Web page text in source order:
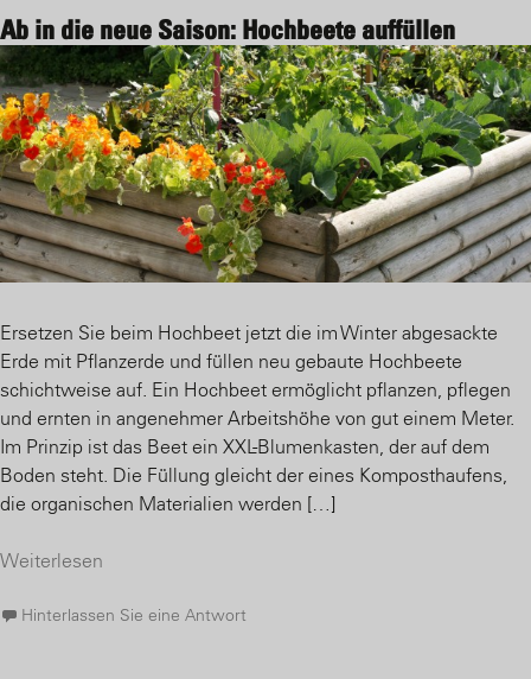
Ab in die neue Saison: Hochbeete auffüllen
Ersetzen Sie beim Hochbeet jetzt die im Winter abgesackte
Erde mit Pflanzerde und füllen neu gebaute Hochbeete
schichtweise auf. Ein Hochbeet ermöglicht pflanzen, pflegen
und ernten in angenehmer Arbeitshöhe von gut einem Meter.
Im Prinzip ist das Beet ein XXL-Blumenkasten, der auf dem
Boden steht. Die Füllung gleicht der eines Komposthaufens,
die organischen Materialien werden […]
Weiterlesen
Hinterlassen Sie eine Antwort